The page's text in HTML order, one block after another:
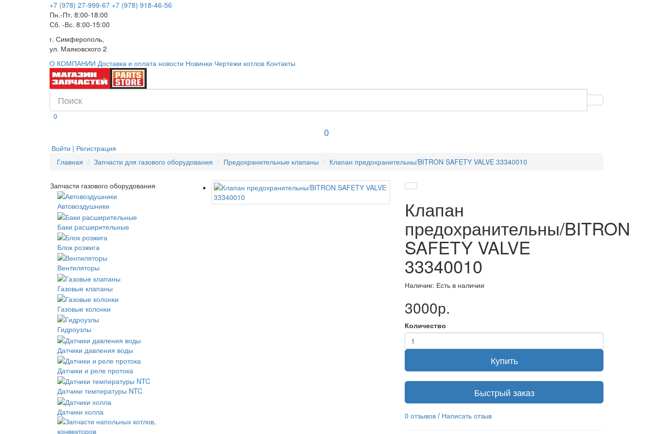
+7 (978) 27-999-67 +7 (978) 918-46-56
Пн.-Пт. 8:00-18:00
Сб. -Вс. 8:00-15:00
г. Симферополь,
ул. Маяковского 2
О КОМПАНИИ Доставка и оплата новости Новинки Чертежи котлов Контакты
0
0
Войти | Регистрация
Главная
Запчасти для газового оборудования Предохранительные клапаны Клапан предохранительны/BITRON SAFETY VALVE 33340010
Запчасти газового оборудования
Автовоздушники
Баки расширительные
Блок розжига
Вентиляторы
Газовые клапаны
Газовые колонки
Гидроузлы
Датчики давления воды
Датчики и реле протока
Датчики температуры NTC
Датчики холла
Клапан
предохранительны/BITRON
SAFETY VALVE
33340010
Наличие: Есть в наличии
3000р.
Количество
Купить
Быстрый заказ
0 отзывов / Написать отзыв